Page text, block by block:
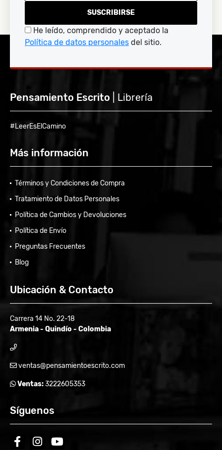
SUSCRIBIRSE
He leído, comprendido y aceptado la
Política de datos personales del sitio.
Pensamiento Escrito | Librería
#LeerEsElCamino
Más información
Términos y Condiciones de Compra
Tratamiento de Datos Personales
Política de Cambios y Devoluciones
Política de Envío
Preguntas Frecuentes
Blog
Ubicación & Contacto
Carrera 14 No. 22-18
Armenia - Quindío - Colombia
ventas@pensamientoescrito.com
Ventas:3222605353
Síguenos
facebookinstagramyoutube